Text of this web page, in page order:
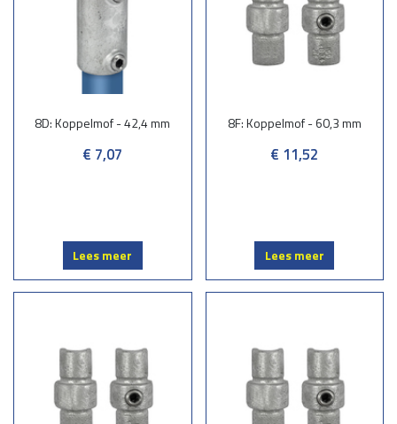
8D: Koppelmof - 42,4 mm
€ 7,07
Lees meer
8F: Koppelmof - 60,3 mm
€ 11,52
Lees meer